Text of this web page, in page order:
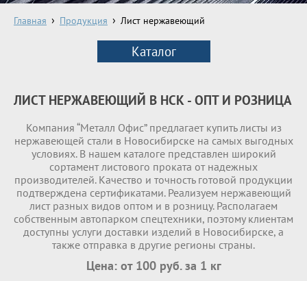
Главная Продукция Лист нержавеющий
Каталог
ЛИСТ НЕРЖАВЕЮЩИЙ В НСК - ОПТ И РОЗНИЦА
Компания “Металл Офис” предлагает купить листы из
нержавеющей стали в Новосибирске на самых выгодных
условиях. В нашем каталоге представлен широкий
сортамент листового проката от надежных
производителей. Качество и точность готовой продукции
подтверждена сертификатами. Реализуем нержавеющий
лист разных видов оптом и в розницу. Располагаем
собственным автопарком спецтехники, поэтому клиентам
доступны услуги доставки изделий в Новосибирске, а
также отправка в другие регионы страны.
Цена: от 100 руб. за 1 кг